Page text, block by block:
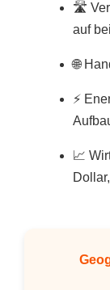
🛣️
auf
🌐
⚡
📈